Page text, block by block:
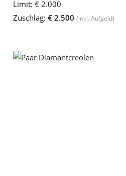
Limit: € 2.000
Zuschlag: € 2.500 (inkl. Aufgeld)